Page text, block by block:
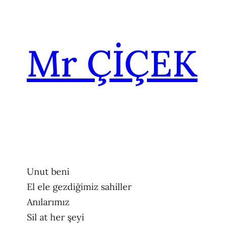
Mr ÇİÇEK
Unut beni
El ele gezdiğimiz sahiller
Anılarımız
Sil at her şeyi